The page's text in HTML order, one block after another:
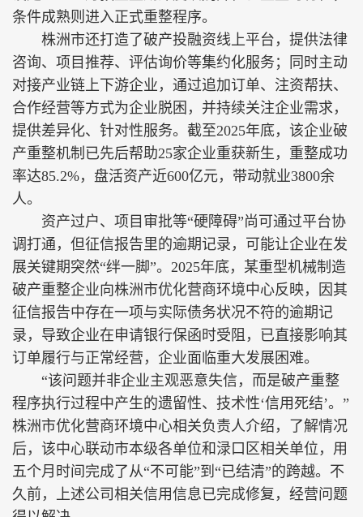
条件成熟则进入正式重整程序。
株洲市还打造了破产投融资线上平台，提供法律
咨询、项目推荐、评估询价等集约化服务；同时主动
对接产业链上下游企业，通过追加订单、注资帮扶、
合作经营等方式为企业脱困，并持续关注企业需求，
提供差异化、针对性服务。截至2025年底，该企业破
产重整机制已先后帮助25家企业重获新生，重整成功
率达85.2%，盘活资产近600亿元，带动就业3800余
人。
资产过户、项目审批等“硬障碍”尚可通过平台协
调打通，但征信报告里的逾期记录，可能让企业在发
展关键期突然“绊一脚”。2025年底，某重型机械制造
破产重整企业向株洲市优化营商环境中心反映，因其
征信报告中存在一项与实际债务状况不符的逾期记
录，导致企业在申请银行保函时受阻，已直接影响其
订单履行与正常经营，企业面临重大发展困难。
“该问题并非企业主观恶意失信，而是破产重整
程序执行过程中产生的遗留性、技术性‘信用死结’。”
株洲市优化营商环境中心相关负责人介绍，了解情况
后，该中心联动市本级各单位和渌口区相关单位，用
五个月时间完成了从“不可能”到“已结清”的跨越。不
久前，上述公司相关信用信息已完成修复，经营问题